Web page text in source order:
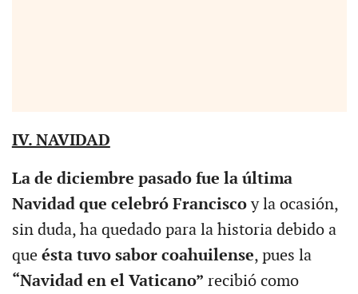
IV. NAVIDAD
La de diciembre pasado fue la última
Navidad que celebró Franciscoy la ocasión,
sin duda, ha quedado para la historia debido a
que ésta tuvo sabor coahuilense, pues la
“Navidad en el Vaticano” recibió como